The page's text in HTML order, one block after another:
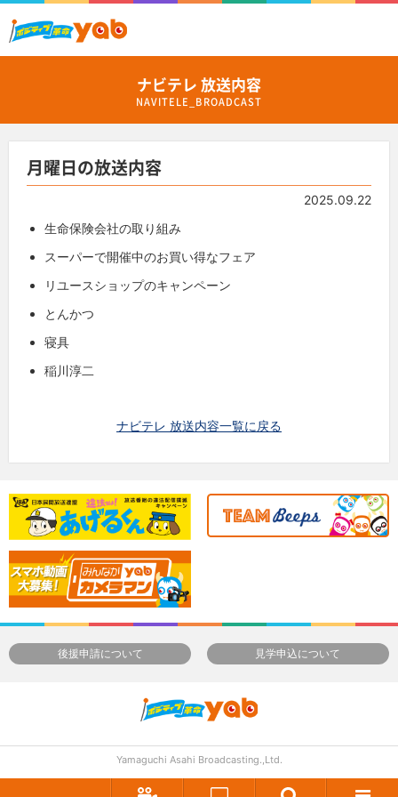
ナビテレ 放送内容
NAVITELE_BROADCAST
月曜日の放送内容
2025.09.22
生命保険会社の取り組み
スーパーで開催中のお買い得なフェア
リユースショップのキャンペーン
とんかつ
寝具
稲川淳二
ナビテレ 放送内容一覧に戻る
後援申請について 見学申込について
Yamaguchi Asahi Broadcasting.,Ltd.